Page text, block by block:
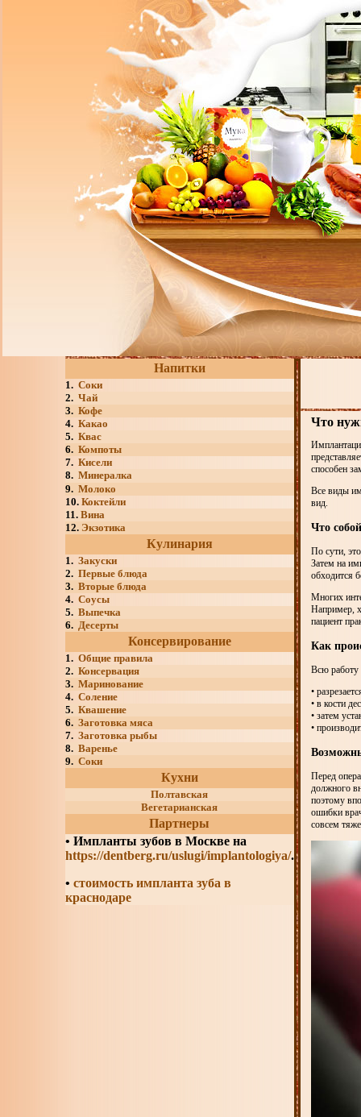
Напитки
1. Соки
2. Чай
3. Кофе
4. Какао
5. Квас
6. Компоты
7. Кисели
8. Минералка
9. Молоко
10. Коктейли
11. Вина
12. Экзотика
Кулинария
1. Закуски
2. Первые блюда
3. Вторые блюда
4. Соусы
5. Выпечка
6. Десерты
Консервирование
1. Общие правила
2. Консервация
3. Маринование
4. Соление
5. Квашение
6.Заготовка мяса
7. Заготовка рыбы
8. Варенье
9. Соки
Кухни
Полтавская
Вегетарианская
Партнеры
• Импланты зубов в Москве на
https://dentberg.ru/uslugi/implantologiya/.
• стоимость импланта зуба в
краснодаре
Что
способен
Все виды
вид.
Что
По сути,
Затем на
обходится
Многих
Например,
пациент
Как
Всю работу
•
• в кости
• затем
•
Перед
должного
поэтому
ошибки
совсем